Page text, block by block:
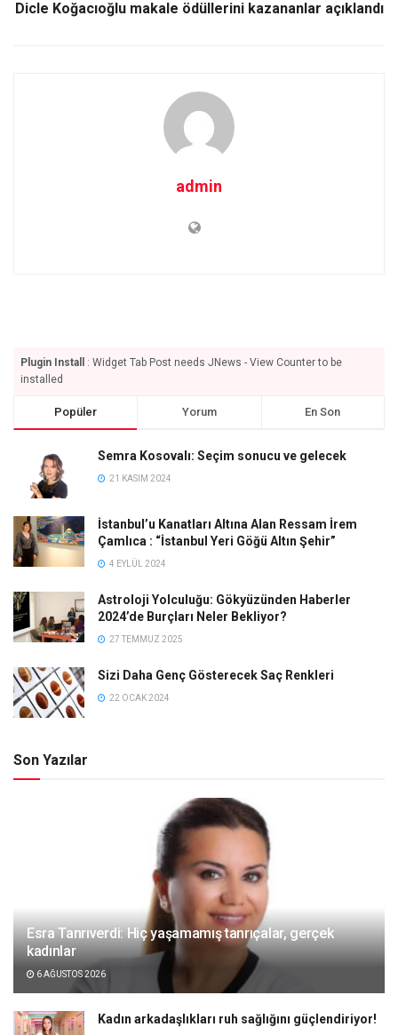
Dicle Koğacıoğlu makale ödüllerini kazananlar açıklandı
admin
Plugin Install
: Widget Tab Post needs JNews - View Counter to be
installed
Popüler Yorum En Son
Semra Kosovalı: Seçim sonucu ve gelecek
21 KASIM 2024
İstanbul’u Kanatları Altına Alan Ressam İrem
Çamlıca : “İstanbul Yeri Göğü Altın Şehir”
4 EYLÜL 2024
Astroloji Yolculuğu: Gökyüzünden Haberler
2024’de Burçları Neler Bekliyor?
27 TEMMUZ 2025
Sizi Daha Genç Gösterecek Saç Renkleri
22 OCAK 2024
Son Yazılar
Esra Tanrıverdi: Hiç yaşamamış tanrıçalar, gerçek
kadınlar
6 AĞUSTOS 2026
Kadın arkadaşlıkları ruh sağlığını güçlendiriyor!